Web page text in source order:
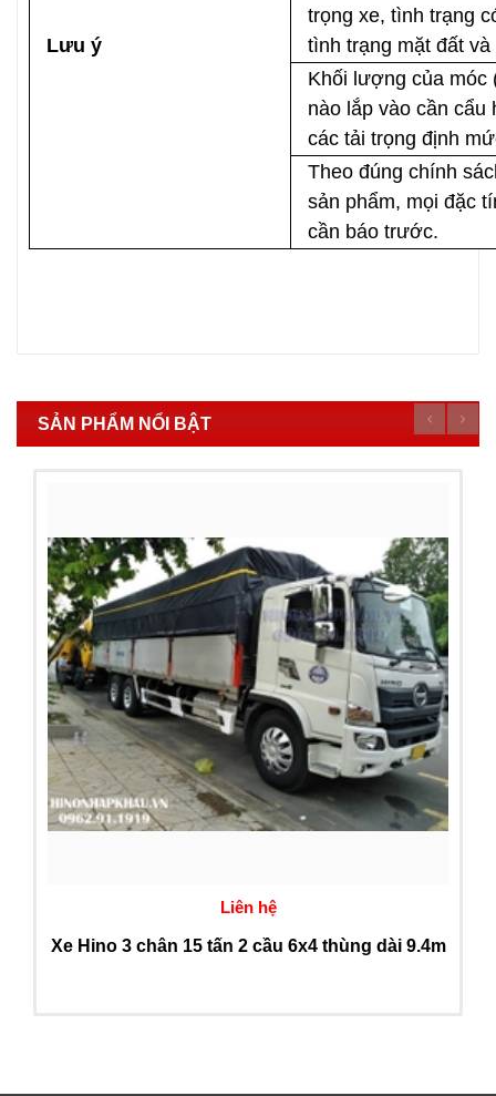
Lưu ý
trọng xe, tình trạng
tình trạng mặt đất
Khối lượng của móc
nào lắp vào cần
các tải trọng định
Theo đúng chính
sản phẩm, mọi đặc
cần báo trước.
SẢN PHẨM NỔI BẬT
Liên hệ
Xe Hino 3 chân 15 tấn 2 cầu 6x4 thùng dài 9.4m